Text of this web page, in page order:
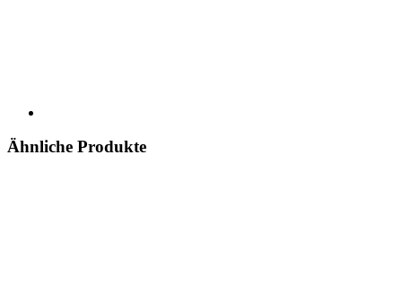
Ähnliche Produkte